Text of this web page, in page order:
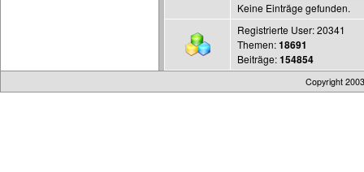
Keine Einträge gefunden.
Registrierte User: 20341
Themen:18691
Beiträge:154854
Copyright